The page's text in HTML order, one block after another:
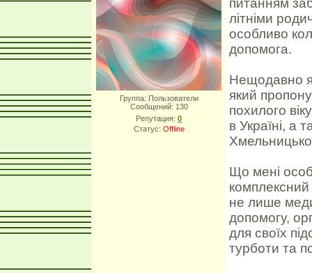
Группа: Пользователи
Сообщений: 130
Репутация: 0
Статус: Offline
питанням
літніми
особливо
допомога.
Нещодавно я
який
похилого
в Україні, а
Що мені
комплексний
не лише
допомогу,
для своїх
турботи та